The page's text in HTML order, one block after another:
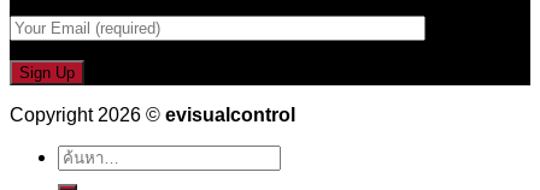
Copyright 2026 © evisualcontrol
ค้นหา: